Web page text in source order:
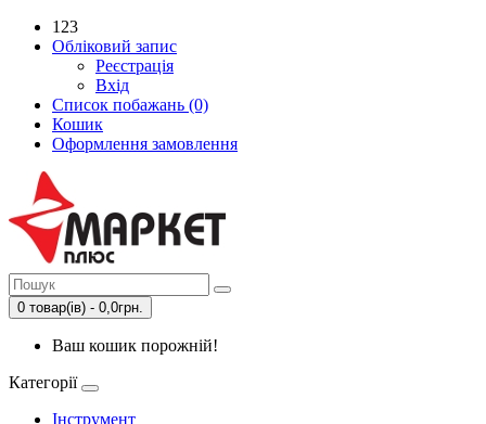
123
Обліковий запис
Реєстрація
Вхід
Список побажань (0)
Кошик
Оформлення замовлення
0 товар(ів) - 0,0грн.
Ваш кошик порожній!
Категорії
Інструмент